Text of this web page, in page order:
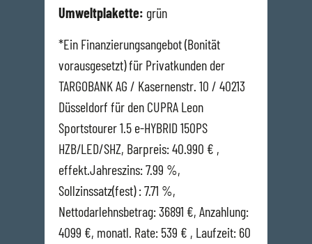
Umweltplakette: grün
*Ein Finanzierungsangebot (Bonität
vorausgesetzt) für Privatkunden der
TARGOBANK AG / Kasernenstr. 10 / 40213
Düsseldorf für den CUPRA Leon
Sportstourer 1.5 e-HYBRID 150PS
HZB/LED/SHZ, Barpreis: 40.990 € ,
effekt.Jahreszins: 7.99 %,
Sollzinssatz(fest) : 7.71 %,
Nettodarlehnsbetrag: 36891 €, Anzahlung:
4099 €, monatl. Rate: 539 € , Laufzeit: 60